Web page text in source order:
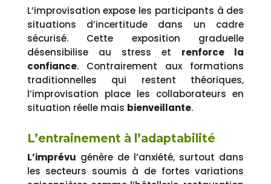
L’improvisation expose les participants à des
situations d’incertitude dans un cadre
sécurisé. Cette exposition graduelle
désensibilise au stress et renforce la
confiance. Contrairement aux formations
traditionnelles qui restent théoriques,
l’improvisation place les collaborateurs en
situation réelle mais bienveillante.
L’entrainement à l’adaptabilité
L’imprévu génère de l’anxiété, surtout dans
les secteurs soumis à de fortes variations